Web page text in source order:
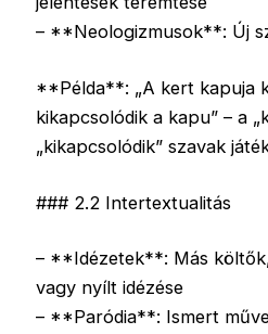
– **Neologizmusok**: Új
**Példa**: „A kert kapuja
kikapcsolódik a kapu” – a
„kikapcsolódik” szavak
### 2.2 Intertextualitás
– **Idézetek**: Más
vagy nyílt idézése
– **Paródia**: Ismert